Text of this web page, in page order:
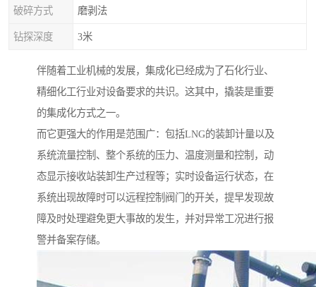
破碎方式 磨剥法
钻探深度 3米
伴随着工业机械的发展，集成化已经成为了石化行业、
精细化工行业对设备要求的共识。这其中，撬装是重要
的集成化方式之一。
而它更强大的作用是范围广：包括LNG的装卸计量以及
系统流量控制、整个系统的压力、温度测量和控制，动
态显示接收站装卸生产过程等；实时设备运行状态，在
系统出现故障时可以远程控制阀门的开关，提早发现故
障及时处理避免更大事故的发生，并对异常工况进行报
警并备案存储。